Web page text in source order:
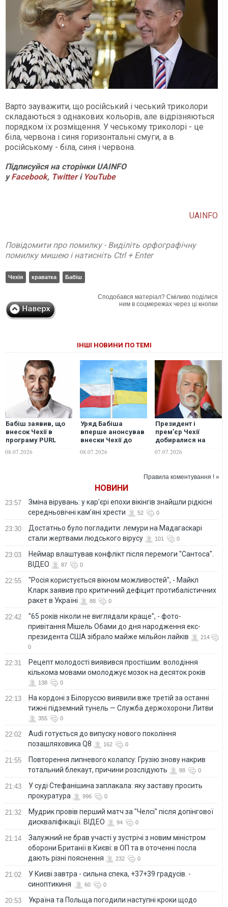
Варто зауважити, що російський і чеський триколори
складаються з однакових кольорів, але відрізняються
порядком їх розміщення. У чеському триколорі - це
біла, червона і синя горизонтальні смуги, а в
російському - біла, синя і червона.
Підписуйся на сторінки UAINFO
уFacebook, Twitter і YouTube
UAINFO
Повідомити про помилку - Виділіть орфографічну
помилку мишею і натисніть Ctrl + Enter
Чехія краватка Бабіш
Сподобався матеріал? Сміливо поділися
ним в соцмережах через ці кнопки
ІНШІ НОВИНИ ПО ТЕМІ
Бабіш заявив, що
внесок Чехії в
програму PURL
буде одноразовим
08.07.2026
Уряд Бабіша
вперше анонсував
внески Чехії до
PURL для України
08.07.2026
Президент і
прем’єр Чехії
добиралися на
саміт НАТО різними
літаками
07.07.2026
Правила коментування ! »
НОВИНИ
23:57
Зміна вірувань: у кар'єрі епохи вікінгів знайшли рідкісні
середньовічні кам’яні хрести
52 0
23:30
Достатньо було погладити: лемури на Мадагаскарі
стали жертвами людського вірусу
101 0
23:03
Неймар влаштував конфлікт після перемоги "Сантоса".
ВІДЕО
87 0
22:55
"Росія користується вікном можливостей", - Майкл
Кларк заявив про критичний дефіцит протибалістичних
ракет в Україні
88 0
22:42
"65 років ніколи не виглядали краще", - фото-
привітання Мішель Обами до дня народження екс-
президента США зібрало майже мільйон лайків
214
0
22:31
Рецепт молодості виявився простішим: володіння
кількома мовами омолоджує мозок на десяток років
138 0
22:13
На кордоні з Білоруссю виявили вже третій за останні
тижні підземний тунель — Служба держохорони Литви
355 0
22:02
Audi готується до випуску нового покоління
позашляховика Q8
162 0
21:55
Повторення липневого колапсу: Грузію знову накрив
тотальний блекаут, причини розслідують
88 0
21:43
У суді Стефанішина заплакала: яку заставу просить
прокуратура
996 0
21:32
Мудрик провів перший матч за "Челсі" після допінгової
дискваліфікації. ВІДЕО
94 0
21:14
Залужний не брав участі у зустрічі з новим міністром
оборони Британії в Києві: в ОП та в оточенні посла
дають різні пояснення
232 0
21:02
У Києві завтра - сильна спека, +37+39 градусів. -
синоптикиня
60 0
20:53
Україна та Польща погодили наступні кроки щодо